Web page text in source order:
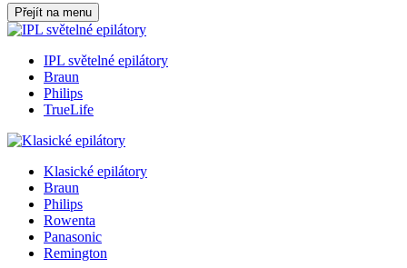
Přejít na menu
IPL světelné epilátory
Braun
Philips
TrueLife
Klasické epilátory
Braun
Philips
Rowenta
Panasonic
Remington